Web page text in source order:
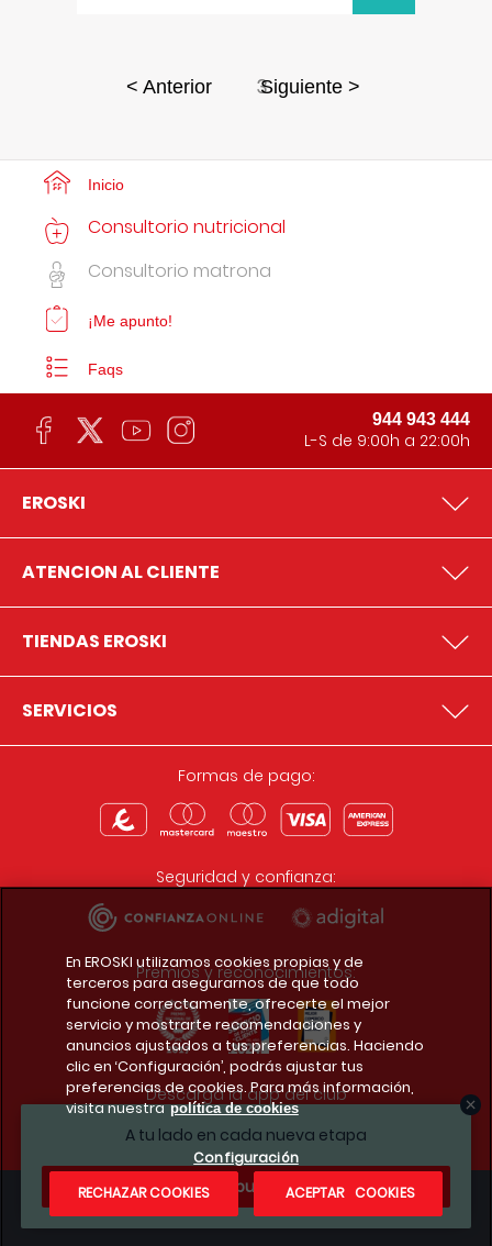
< Anterior 3Siguiente >
A tu lado en cada nueva etapa
¿Te apuntas?
Inicio
Consultorio nutricional
Consultorio matrona
¡Me apunto!
Faqs
944 943 444
L-S de 9:00h a 22:00h
EROSKI
ATENCION AL CLIENTE
TIENDAS EROSKI
SERVICIOS
Formas de pago:
Seguridad y confianza:
Premios y reconocimientos:
Descarga la app del club
Condiciones legales
En EROSKI utilizamos cookies propias y de
terceros para asegurarnos de que todo
funcione correctamente, ofrecerte el mejor
servicio y mostrarte recomendaciones y
anuncios ajustados a tus preferencias. Haciendo
clic en ‘Configuración’, podrás ajustar tus
preferencias de cookies. Para más información,
visita nuestra política de cookies
Configuración
RECHAZAR COOKIES
ACEPTAR COOKIES